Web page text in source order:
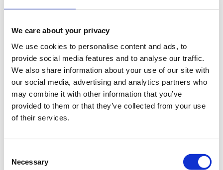
We care about your privacy
We use cookies to personalise content and ads, to
provide social media features and to analyse our traffic.
We also share information about your use of our site with
our social media, advertising and analytics partners who
may combine it with other information that you’ve
provided to them or that they’ve collected from your use
of their services.
Selection
Necessary
ISON Ιωαννίνων, Ιωάννινα
Συμμετοχή Η περίοδος εγγραφών έχει λήξει.
σχεδιασμένη για web development. Κατά τη διάρκεια